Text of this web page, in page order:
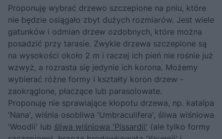
Proponuję wybrać drzewo szczepione na pniu, które
nie będzie osiągało zbyt dużych rozmiarów. Jest wiele
gatunków i odmian drzew ozdobnych, które można
posadzić przy tarasie. Zwykle drzewa szczepione są
na wysokości około 2 m i raczej ich pień nie rośnie już
wzwyż, a rozrasta się jedynie ich korona. Możemy
wybierać różne formy i kształty koron drzew -
zaokrąglone, płaczące lub parasolowate.
Proponuję nie sprawiające kłopotu drzewa, np. katalpa
'Nana', wiśnia osobliwa 'Umbraculifera', śliwa wiśniowa
'Woodii' lub śliwa wiśniowa 'Pissardii' (ale tylko formy